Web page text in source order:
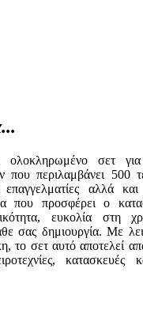
ολοκληρωμένο σετ για
που περιλαμβάνει 500
αλλά και
που προσφέρει ο
ευκολία στη
σας δημιουργία. Με
το σετ αυτό αποτελεί
κατασκευές